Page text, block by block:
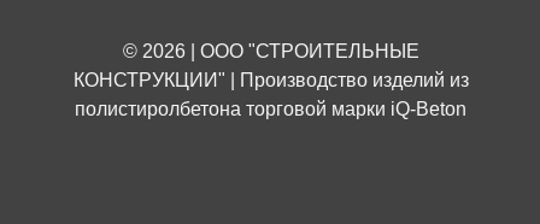
© 2026 | ООО "СТРОИТЕЛЬНЫЕ
КОНСТРУКЦИИ" | Производство изделий из
полистиролбетона торговой марки iQ-Beton